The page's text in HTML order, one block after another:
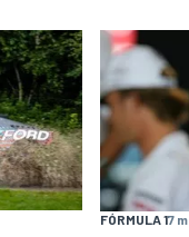
FÓRMULA 17 m